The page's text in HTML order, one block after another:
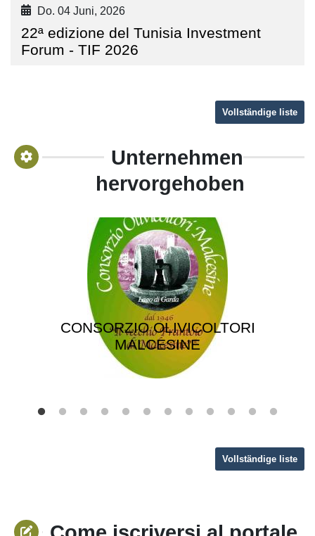
Do. 04 Juni, 2026
22ª edizione del Tunisia Investment
Forum - TIF 2026
Vollständige liste
Unternehmen
hervorgehoben
CONSORZIO OLIVICOLTORI
MALCESINE
Vollständige liste